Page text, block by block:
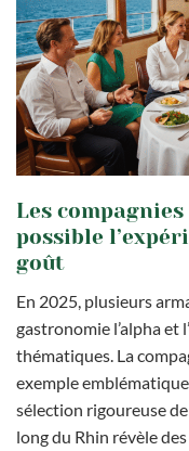
Les
possible
goût
En 2025, plusieurs
gastronomie l’alpha et
thématiques. La
exemple
sélection rigoureuse
long du Rhin révèle